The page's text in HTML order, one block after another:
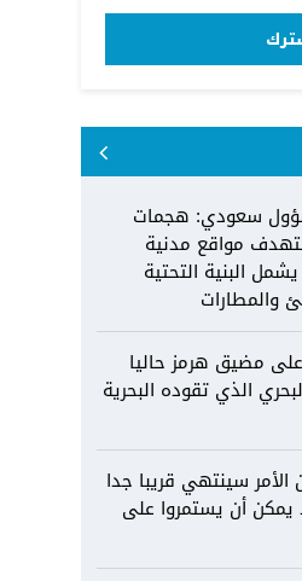
سعودي: هجمات
مواقع مدنية
البنية التحتية
والمطارات
مضيق هرمز حاليا
الذي تقوده البحرية
الأمر سينتهي قريبا جدا
يمكن أن يستمروا على